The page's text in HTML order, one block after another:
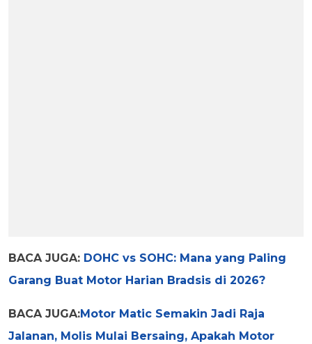
BACA JUGA: DOHC vs SOHC: Mana yang Paling
Garang Buat Motor Harian Bradsis di 2026?
BACA JUGA:Motor Matic Semakin Jadi Raja
Jalanan, Molis Mulai Bersaing, Apakah Motor